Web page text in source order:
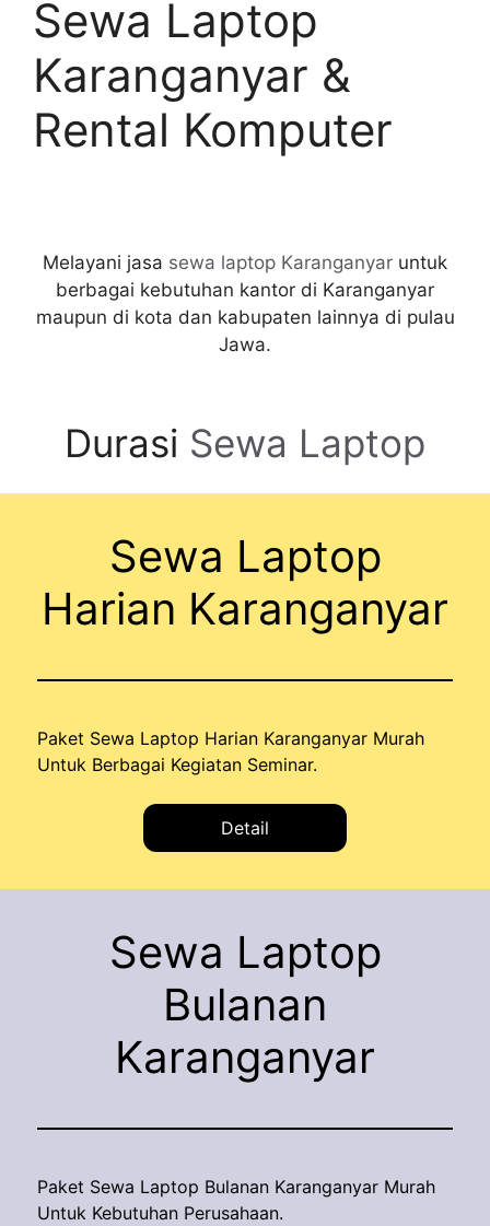
Sewa Laptop
Karanganyar &
Rental Komputer
Melayani jasa sewa laptop Karanganyar untuk
berbagai kebutuhan kantor di Karanganyar
maupun di kota dan kabupaten lainnya di pulau
Jawa.
Durasi Sewa Laptop
Sewa Laptop
Harian Karanganyar
Paket Sewa Laptop Harian Karanganyar Murah
Untuk Berbagai Kegiatan Seminar.
Detail
Sewa Laptop
Bulanan
Karanganyar
Paket Sewa Laptop Bulanan Karanganyar Murah
Untuk Kebutuhan Perusahaan.